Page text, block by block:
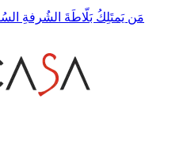
مَن يَمتَلِكُ بَلّاطَةَ الشُرفةِ